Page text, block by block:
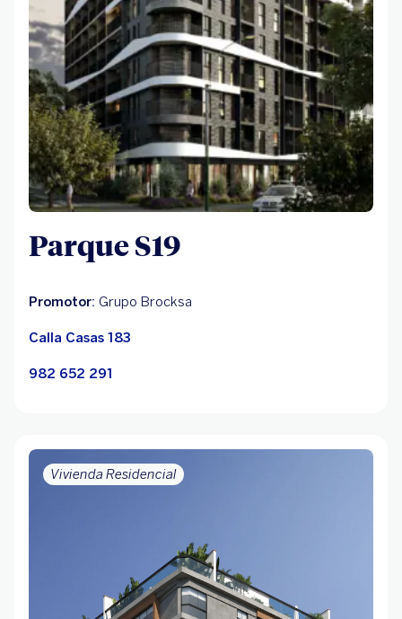
Parque S19
Promotor: Grupo Brocksa
Calla Casas 183
982 652 291
Vivienda Residencial